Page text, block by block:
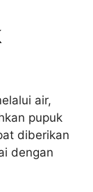
air,
pupuk
diberikan
dengan